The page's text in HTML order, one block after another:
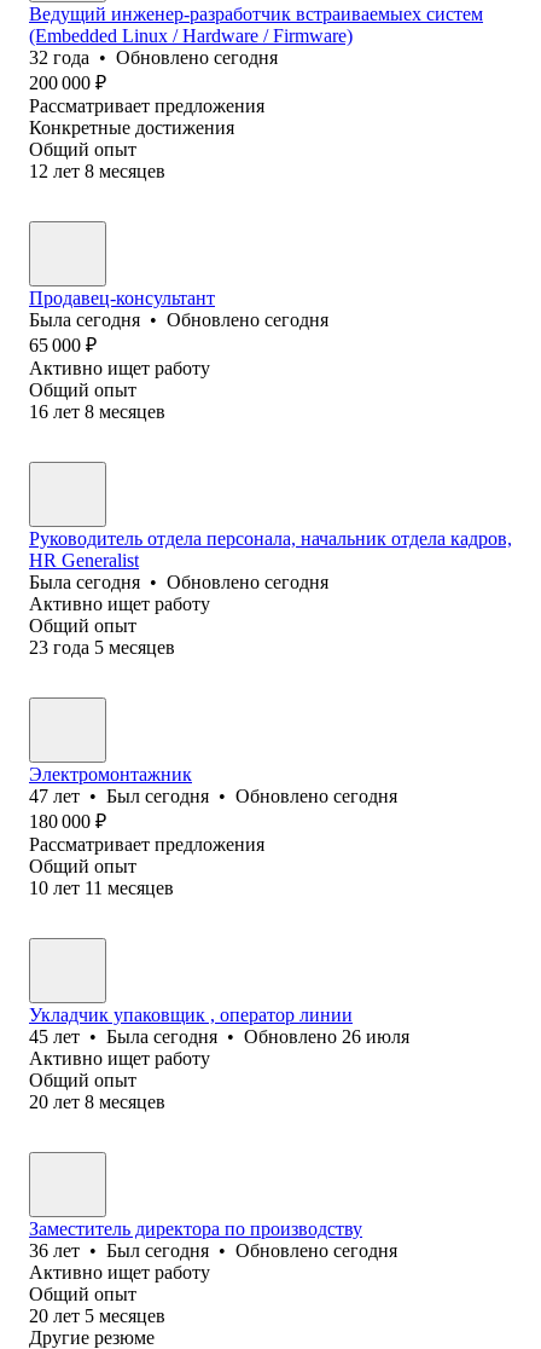
Ведущий инженер-разработчик встраиваемыех систем
(Embedded Linux / Hardware / Firmware)
32 года • Обновлено сегодня
200 000 ₽
Рассматривает предложения
Конкретные достижения
Общий опыт
12 лет 8 месяцев
Продавец-консультант
Была сегодня • Обновлено сегодня
65 000 ₽
Активно ищет работу
Общий опыт
16 лет 8 месяцев
Руководитель отдела персонала, начальник отдела кадров,
HR Generalist
Была сегодня • Обновлено сегодня
Активно ищет работу
Общий опыт
23 года 5 месяцев
Электромонтажник
47 лет • Был сегодня • Обновлено сегодня
180 000 ₽
Рассматривает предложения
Общий опыт
10 лет 11 месяцев
Укладчик упаковщик , оператор линии
45 лет • Была сегодня • Обновлено 26 июля
Активно ищет работу
Общий опыт
20 лет 8 месяцев
Заместитель директора по производству
36 лет • Был сегодня • Обновлено сегодня
Активно ищет работу
Общий опыт
20 лет 5 месяцев
Другие резюме